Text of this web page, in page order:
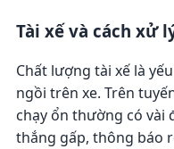
Tài xế và cách xử
Chất lượng tài xế là
ngồi trên xe. Trên
chạy ổn thường có vài
thắng gấp, thông báo